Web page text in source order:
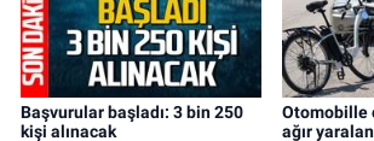
Başvurular başladı: 3 bin 250
kişi alınacak
Otomobille
ağır